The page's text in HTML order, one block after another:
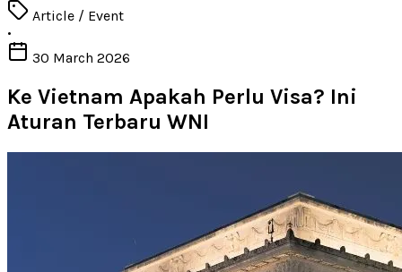
Article / Event
•
30 March 2026
Ke Vietnam Apakah Perlu Visa? Ini
Aturan Terbaru WNI